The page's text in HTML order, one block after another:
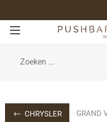
CHRYSLER
GRAND